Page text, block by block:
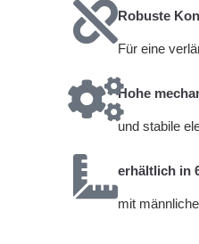
Robuste
Für eine
Hohe
und stabile
erhältlich in
mit